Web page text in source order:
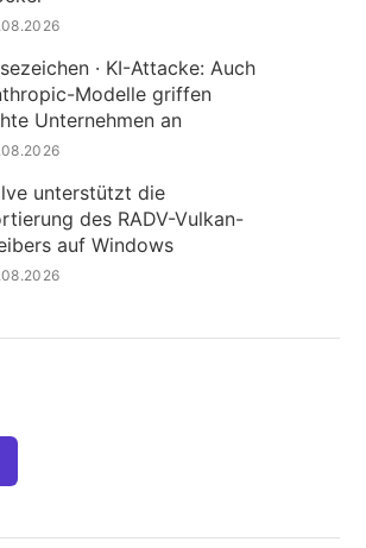
· KI-Attacke: Auch
Modelle griffen
Unternehmen an
unterstützt die
des RADV-Vulkan-
auf Windows